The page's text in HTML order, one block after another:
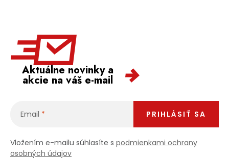
Aktuálne novinky a
akcie na váš e-mail
Email
Vložením e-mailu súhlasíte s podmienkami ochrany
osobných údajov
PRIHLÁSIŤ SA